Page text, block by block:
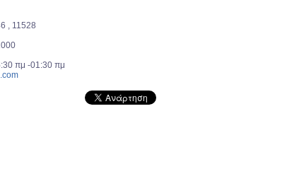
, 11528
πμ -01:30 πμ